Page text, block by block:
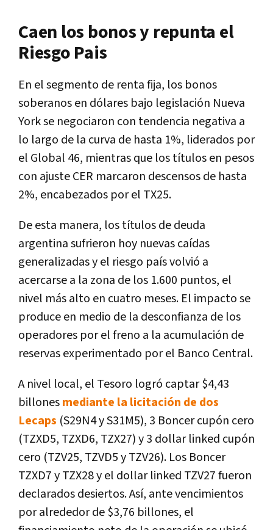
Caen los bonos y repunta el
Riesgo Pais
En el segmento de renta fija, los bonos
soberanos en dólares bajo legislación Nueva
York se negociaron con tendencia negativa a
lo largo de la curva de hasta 1%, liderados por
el Global 46, mientras que los títulos en pesos
con ajuste CER marcaron descensos de hasta
2%, encabezados por el TX25.
De esta manera, los títulos de deuda
argentina sufrieron hoy nuevas caídas
generalizadas y el riesgo país volvió a
acercarse a la zona de los 1.600 puntos, el
nivel más alto en cuatro meses. El impacto se
produce en medio de la desconfianza de los
operadores por el freno a la acumulación de
reservas experimentado por el Banco Central.
A nivel local, el Tesoro logró captar $4,43
billonesmediante la licitación de dos
Lecaps (S29N4 y S31M5), 3 Boncer cupón cero
(TZXD5, TZXD6, TZX27) y 3 dollar linked cupón
cero (TZV25, TZVD5 y TZV26). Los Boncer
TZXD7 y TZX28 y el dollar linked TZV27 fueron
declarados desiertos. Así, ante vencimientos
por alrededor de $3,76 billones, el